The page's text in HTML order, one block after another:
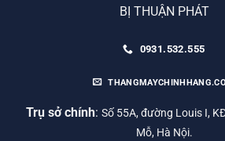
BỊ THUẬN PHÁT
0931.532.555
Trụ sở chính: Số 55A, đường Louis I,
Mỗ, Hà Nội.